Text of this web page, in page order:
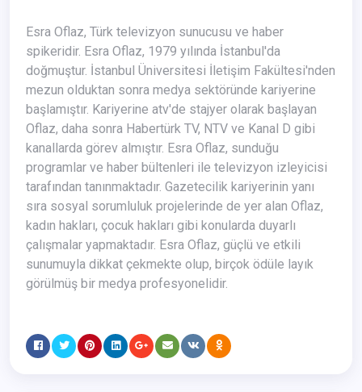
Esra Oflaz, Türk televizyon sunucusu ve haber
spikeridir. Esra Oflaz, 1979 yılında İstanbul'da
doğmuştur. İstanbul Üniversitesi İletişim Fakültesi'nden
mezun olduktan sonra medya sektöründe kariyerine
başlamıştır. Kariyerine atv'de stajyer olarak başlayan
Oflaz, daha sonra Habertürk TV, NTV ve Kanal D gibi
kanallarda görev almıştır. Esra Oflaz, sunduğu
programlar ve haber bültenleri ile televizyon izleyicisi
tarafından tanınmaktadır. Gazetecilik kariyerinin yanı
sıra sosyal sorumluluk projelerinde de yer alan Oflaz,
kadın hakları, çocuk hakları gibi konularda duyarlı
çalışmalar yapmaktadır. Esra Oflaz, güçlü ve etkili
sunumuyla dikkat çekmekte olup, birçok ödüle layık
görülmüş bir medya profesyonelidir.